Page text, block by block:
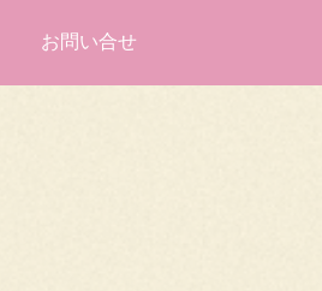
お問い合せ